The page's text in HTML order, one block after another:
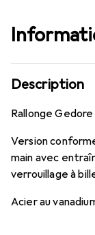
Description
Rallonge
Version
main avec
verrouillage à
Acier au